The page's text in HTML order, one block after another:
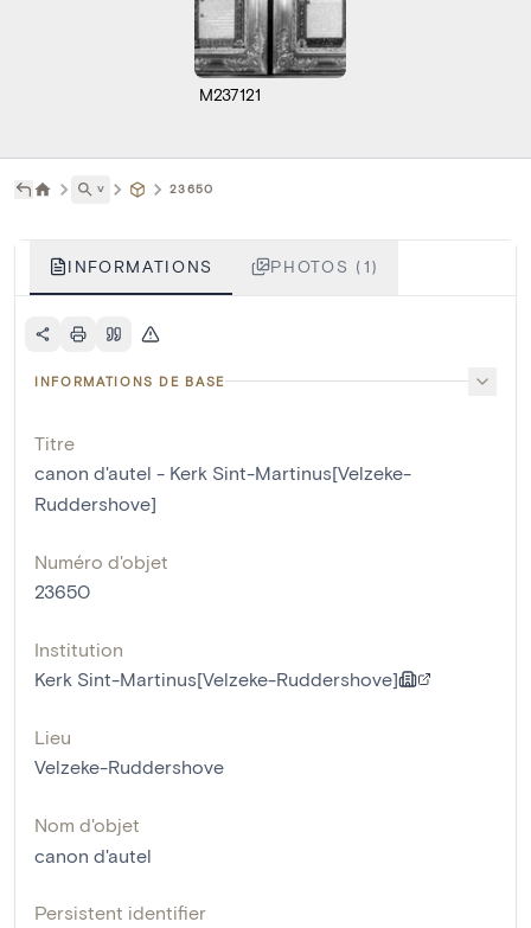
M237121
˅ 23650
INFORMATIONS PHOTOS (1)
INFORMATIONS DE BASE
Titre
canon d'autel - Kerk Sint-Martinus[Velzeke-
Ruddershove]
Numéro d'objet
23650
Institution
Kerk Sint-Martinus[Velzeke-Ruddershove]
Lieu
Velzeke-Ruddershove
Nom d'objet
canon d'autel
Persistent identifier